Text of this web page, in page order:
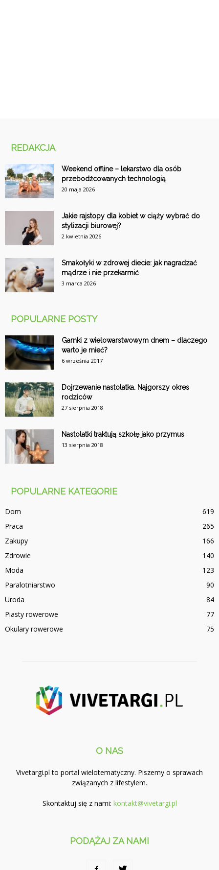
REDAKCJA
Weekend offline – lekarstwo dla osób
przebodźcowanych technologią
20 maja 2026
Jakie rajstopy dla kobiet w ciąży wybrać do
stylizacji biurowej?
2 kwietnia 2026
Smakołyki w zdrowej diecie: jak nagradzać
mądrze i nie przekarmić
3 marca 2026
POPULARNE POSTY
Garnki z wielowarstwowym dnem – dlaczego
warto je mieć?
6 września 2017
Dojrzewanie nastolatka. Najgorszy okres
rodziców
27 sierpnia 2018
Nastolatki traktują szkołę jako przymus
13 sierpnia 2018
POPULARNE KATEGORIE
Dom
619
Praca
265
Zakupy
166
Zdrowie
140
Moda
123
Paralotniarstwo
90
Uroda
84
Piasty rowerowe
77
Okulary rowerowe
75
O NAS
Vivetargi.pl to portal wielotematyczny. Piszemy o sprawach
związanych z lifestylem.
Skontaktuj się z nami: kontakt@vivetargi.pl
PODĄŻAJ ZA NAMI